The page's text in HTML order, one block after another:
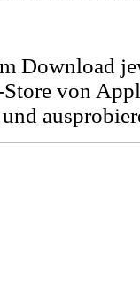
Download
von